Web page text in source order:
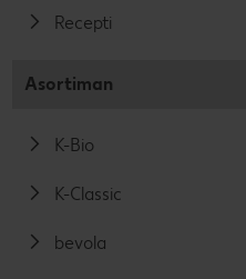
Recepti
Asortiman
K-Bio
K-Classic
bevola